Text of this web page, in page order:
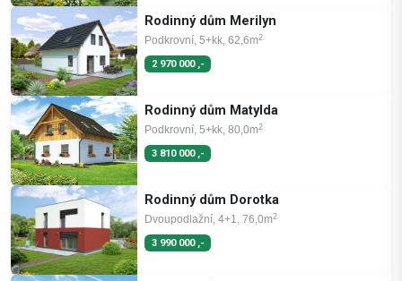
Rodinný dům Merilyn
Podkrovní, 5+kk, 62,6m2
2 970 000 ,-
Rodinný dům Matylda
Podkrovní, 5+kk, 80,0m2
3 810 000 ,-
Rodinný dům Dorotka
Dvoupodlažní, 4+1, 76,0m2
3 990 000 ,-